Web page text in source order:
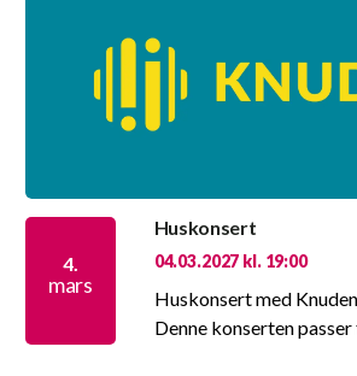
4.
mars
Huskonsert
04.03.2027 kl. 19:00
Huskonsert med
Denne konserten